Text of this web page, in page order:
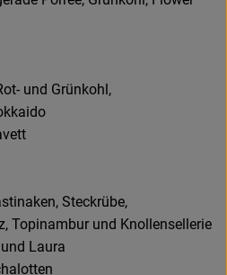
und Grünkohl,
Steckrübe,
Topinambur und Knollensellerie
Laura